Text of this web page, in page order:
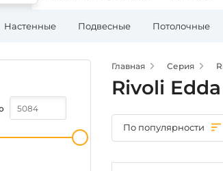
Настенные Подвесные Потолочные
Главная Серия
Rivoli Edda
По популярности